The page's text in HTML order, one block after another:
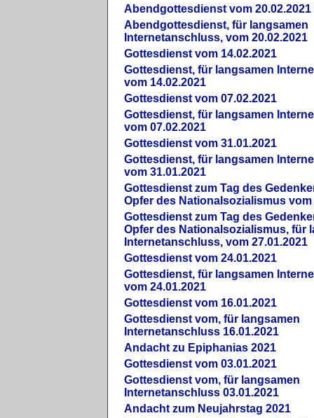
Abendgottesdienst vom 20.02.2021
Abendgottesdienst, für langsamen
Internetanschluss, vom 20.02.2021
Gottesdienst vom 14.02.2021
Gottesdienst, für langsamen
vom 14.02.2021
Gottesdienst vom 07.02.2021
Gottesdienst, für langsamen
vom 07.02.2021
Gottesdienst vom 31.01.2021
Gottesdienst, für langsamen
vom 31.01.2021
Gottesdienst zum Tag des
Opfer des Nationalsozialismus vom
Gottesdienst zum Tag des
Opfer des Nationalsozialismus, für
Internetanschluss, vom 27.01.2021
Gottesdienst vom 24.01.2021
Gottesdienst, für langsamen
vom 24.01.2021
Gottesdienst vom 16.01.2021
Gottesdienst vom, für langsamen
Internetanschluss 16.01.2021
Andacht zu Epiphanias 2021
Gottesdienst vom 03.01.2021
Gottesdienst vom, für langsamen
Internetanschluss 03.01.2021
Andacht zum Neujahrstag 2021